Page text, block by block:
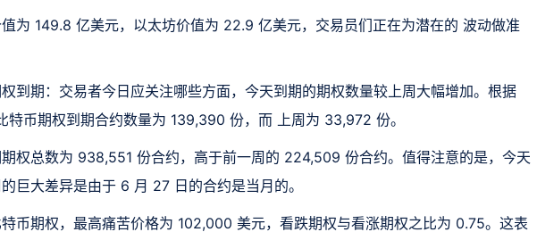
为 149.8 亿美元，以太坊价值为 22.9 亿美元，交易员们正在为潜在的 波动做准
到期：交易者今日应关注哪些方面，今天到期的期权数量较上周大幅增加。根据
特币期权到期合约数量为 139,390 份，而 上周为 33,972 份。
权总数为 938,551 份合约，高于前一周的 224,509 份合约。值得注意的是，今天
巨大差异是由于 6 月 27 日的合约是当月的。
币期权，最高痛苦价格为 102,000 美元，看跌期权与看涨期权之比为 0.75。这表